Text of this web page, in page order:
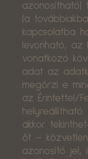
azonosítható)
(a
kapcsolatba
levonható, az
vonatkozó
adat az
megőrzi e
az Érintettel/
akkor
őt –
azonosító jel,